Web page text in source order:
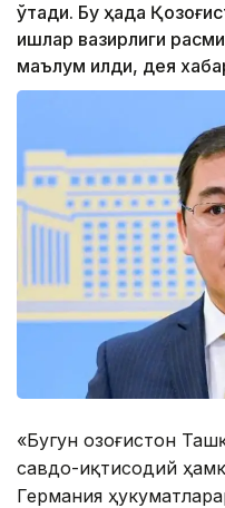
ўтади. Бу ҳақда
ишлар вазирлиги
маълум қилди, дея
«Бугун Қозоғистон
савдо-иқтисодий
Германия